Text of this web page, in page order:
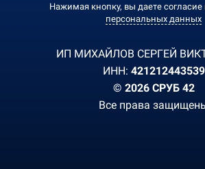
Нажимая кнопку, вы даете согласие
персональных данных
ИП МИХАЙЛОВ СЕРГЕЙ
ИНН: 421212443539
© 2026 СРУБ 42
Все права